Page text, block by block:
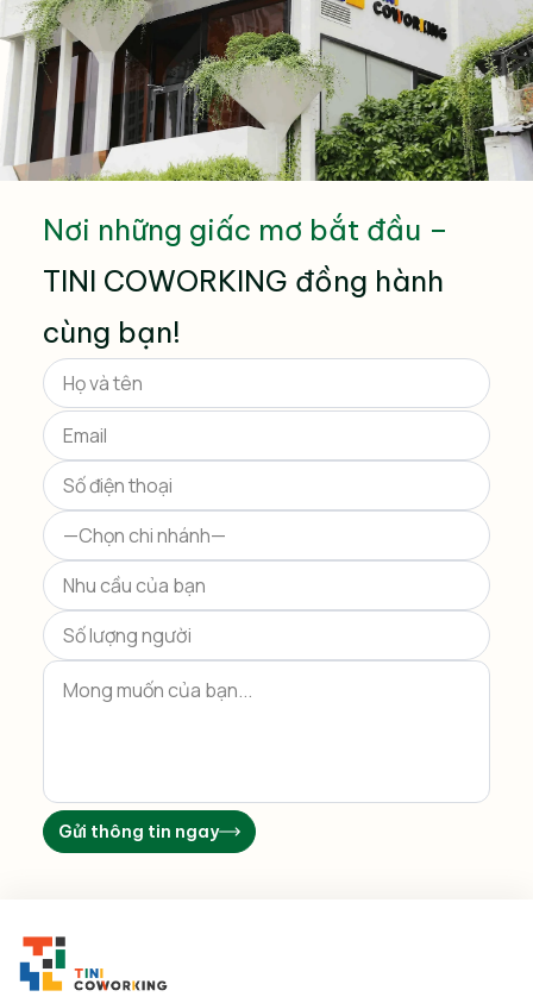
Nơi những giấc mơ bắt đầu –
TINI COWORKING đồng hành
cùng bạn!
Please
leave
this
field
empty.
Gửi thông tin ngay